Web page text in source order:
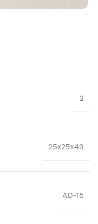
2
25x25x49
AD-15